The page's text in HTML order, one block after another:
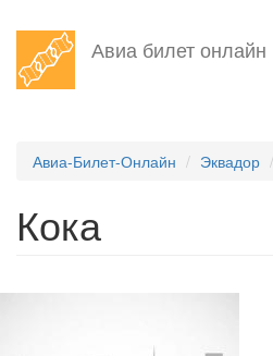
Перейти
основному
Авиа билет онлайн
Авиа-Билет-Онлайн Эквадор
Кока